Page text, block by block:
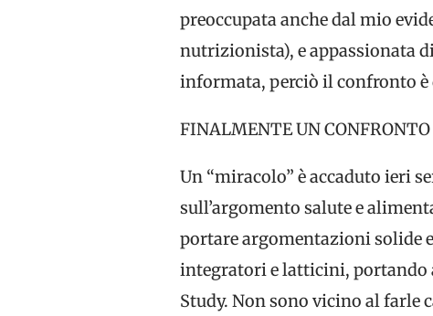
preoccupata anche dal mio
nutrizionista), e appassionata
informata, perciò il confronto
FINALMENTE UN CONFRONTO
Un “miracolo” è accaduto ieri
sull’argomento salute e
portare argomentazioni solide
integratori e latticini, portando
Study. Non sono vicino al farle